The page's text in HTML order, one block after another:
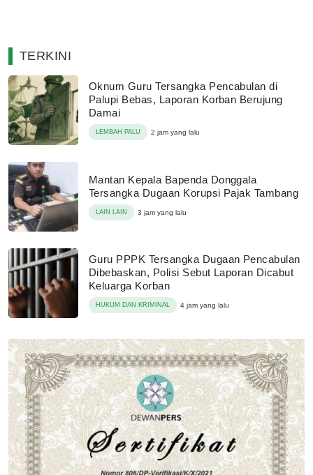
TERKINI
Oknum Guru Tersangka Pencabulan di
Palupi Bebas, Laporan Korban Berujung
Damai
LEMBAH PALU 2 jam yang lalu
Mantan Kepala Bapenda Donggala
Tersangka Dugaan Korupsi Pajak Tambang
LAIN LAIN 3 jam yang lalu
Guru PPPK Tersangka Dugaan Pencabulan
Dibebaskan, Polisi Sebut Laporan Dicabut
Keluarga Korban
HUKUM DAN KRIMINAL 4 jam yang lalu